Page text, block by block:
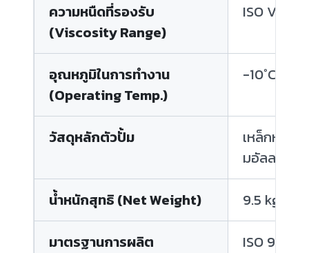
ความหนืดที่รองรับ
(Viscosity Range)
ISO VG
อุณหภูมิในการทำงาน
(Operating Temp.)
-10°C ถึง
วัสดุหลักตัวปั้ม
เหล็กหล่อ
มอัลลอยด์
น้ำหนักสุทธิ (Net Weight) 9.5 kg
มาตรฐานการผลิต ISO 9001,